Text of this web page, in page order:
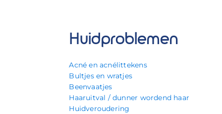
Huidproblemen
Acné en acnélittekens
Bultjes en wratjes
Beenvaatjes
Haaruitval / dunner wordend haar
Huidveroudering